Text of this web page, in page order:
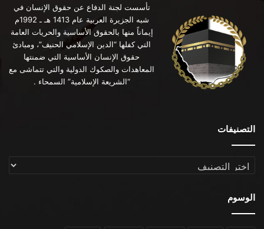
تأسست لجنة الدفاع عن حقوق الإنسان في
شبه الجزيرة العربية عام 1413 هـ ـ 1992م
إيماناً منها بالحقوق الأساسية والحريات العامة
التي كفلها “الدين الإسلامي الحنيف”، ومبادئ
حقوق الإنسان الأساسية التي ضمنتها
المعاهدات والصكوك الدولية والتي تتماشى مع
“الشريعة الإسلامية” السمحاء .
التصنيفات
التصنيفات
الوسوم